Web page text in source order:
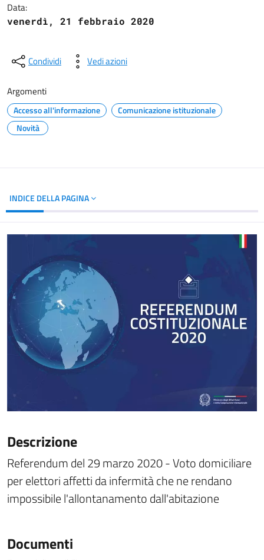
Data:
venerdì, 21 febbraio 2020
Condividi Vedi azioni
Argomenti
Accesso all'informazione
Comunicazione istituzionale
Novità
INDICE DELLA PAGINA
Descrizione
Referendum del 29 marzo 2020 - Voto domiciliare
per elettori affetti da infermità che ne rendano
impossibile l'allontanamento dall'abitazione
Documenti